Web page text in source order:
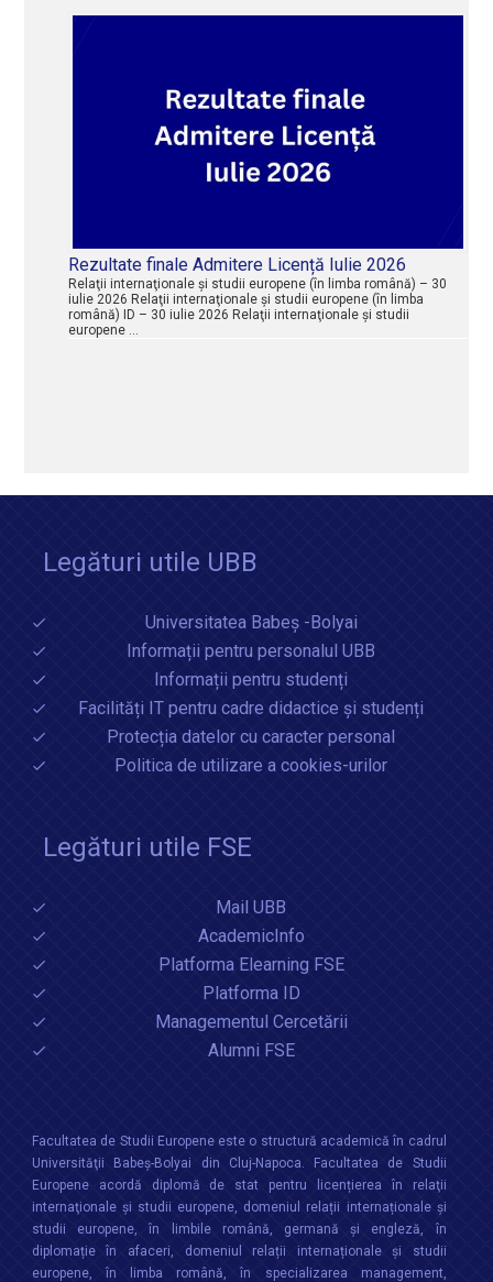
Rezultate finale Admitere Licență Iulie 2026
Relaţii internaţionale şi studii europene (în limba română) – 30
iulie 2026 Relaţii internaţionale şi studii europene (în limba
română) ID – 30 iulie 2026 Relaţii internaţionale şi studii
europene …
Legături utile UBB
Universitatea Babeș -Bolyai
Informații pentru personalul UBB
Informații pentru studenți
Facilități IT pentru cadre didactice și studenți
Protecția datelor cu caracter personal
Politica de utilizare a cookies-urilor
Legături utile FSE
Mail UBB
AcademicInfo
Platforma Elearning FSE
Platforma ID
Managementul Cercetării
Alumni FSE
Facultatea de Studii Europene este o structură academică în cadrul
Universităţii Babeș-Bolyai din Cluj-Napoca. Facultatea de Studii
Europene acordă diplomă de stat pentru licențierea în relaţii
internaţionale şi studii europene, domeniul relații internaționale şi
studii europene, în limbile română, germană și engleză, în
diplomație în afaceri, domeniul relații internaționale și studii
europene, în limba română, în specializarea management,